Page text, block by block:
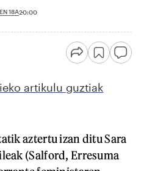
18A20:00
artikulu guztiak
aztertu izan ditu Sara
(Salford, Erresuma